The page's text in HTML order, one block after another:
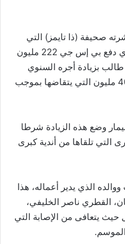
صحيفة (ذا تايمز) التي
أشارت إلى أن المهاجم البرازيلي الذي دفع بي إس جي 222 مليون
بزيادة أجره السنوي
ليصل إلى 54 مليون يورو، مقابل الـ40 مليون التي يتقاضها بموجب
وضع هذه الزيادة شرطا
التي تلقاها من أندية كبرى
الذي يدير أعماله، هذا
القطري ناصر الخليفي،
حيث يتعافى من الإصابة التي